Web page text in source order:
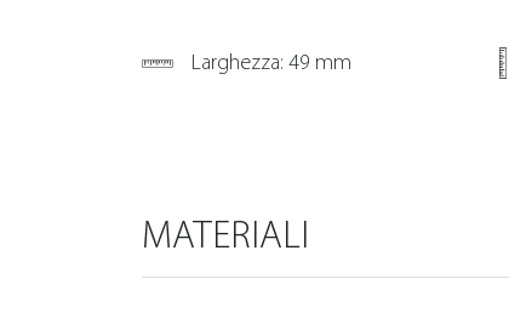
Larghezza: 49 mm
MATERIALI